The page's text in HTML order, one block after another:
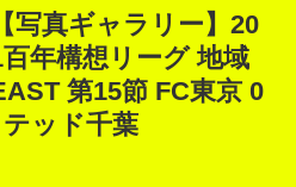
写真ギャラリー】20
年構想リーグ 地域
第15節 FC東京 0
ッド千葉